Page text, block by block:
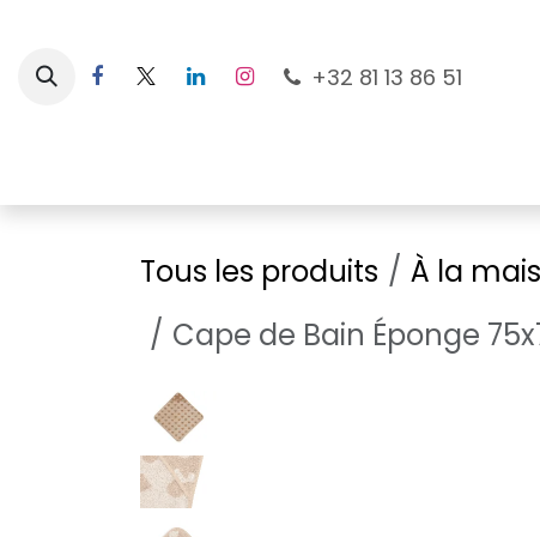
+32 81 13 86 51
Tous les produits
À la
Cape de Bain Éponge